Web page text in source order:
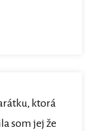
ktorá
som jej že